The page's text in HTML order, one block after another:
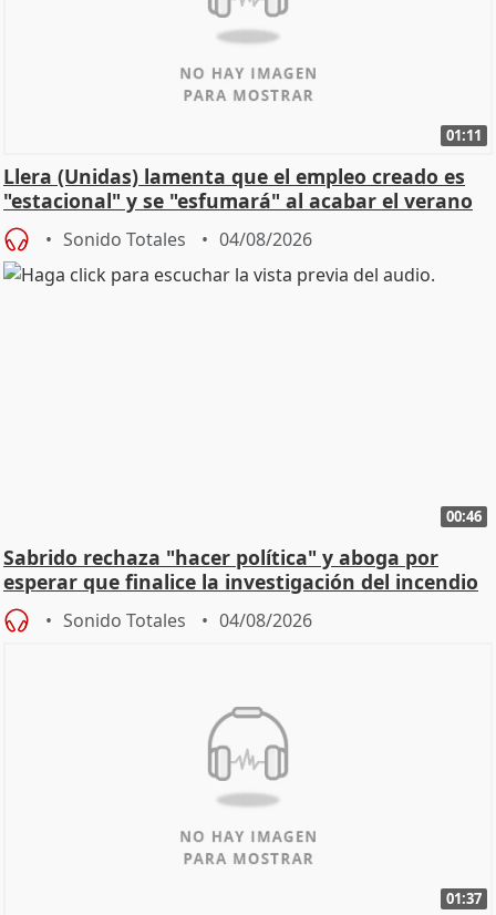
01:11
Llera (Unidas) lamenta que el empleo creado es
"estacional" y se "esfumará" al acabar el verano
Sonido Totales 04/08/2026
00:46
Sabrido rechaza "hacer política" y aboga por
esperar que finalice la investigación del incendio
Sonido Totales 04/08/2026
01:37